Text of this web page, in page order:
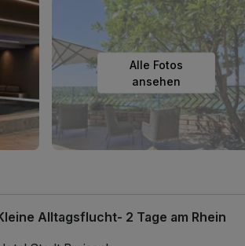
Alle Fotos
ansehen
Alltagsflucht- 2 Tage am Rhein